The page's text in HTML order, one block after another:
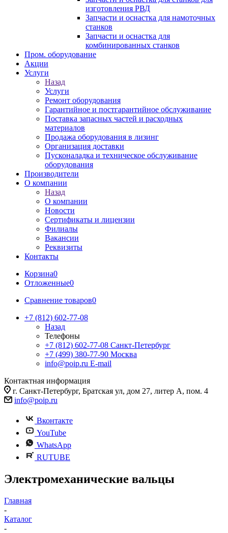
изготовления РВД
Запчасти и оснастка для намоточных
станков
Запчасти и оснастка для
комбинированных станков
Пром. оборудование
Акции
Услуги
Назад
Услуги
Ремонт оборудования
Гарантийное и постгарантийное обслуживание
Поставка запасных частей и расходных
материалов
Продажа оборудования в лизинг
Организация доставки
Пусконаладка и техническое обслуживание
оборудования
Производители
О компании
Назад
О компании
Новости
Сертификаты и лицензии
Филиалы
Вакансии
Реквизиты
Контакты
Корзина0
Отложенные0
Сравнение товаров0
+7 (812) 602-77-08
Назад
Телефоны
+7 (812) 602-77-08 Санкт-Петербург
+7 (499) 380-77-90 Москва
info@poip.ru E-mail
Контактная информация
г. Санкт-Петербург, Братская ул, дом 27, литер А, пом. 4
info@poip.ru
Вконтакте
YouTube
WhatsApp
RUTUBE
Электромеханические вальцы
Главная
-
Каталог
-